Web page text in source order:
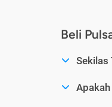
Beli
Sekilas